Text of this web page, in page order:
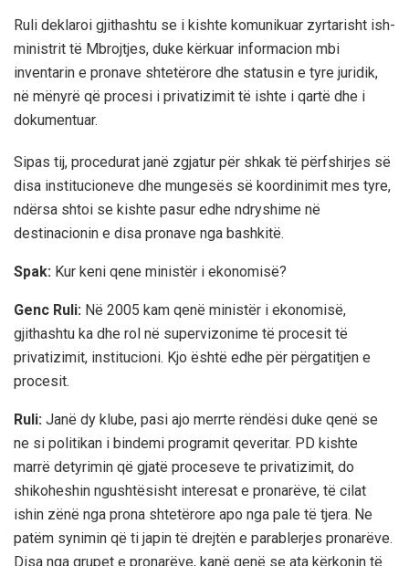
Ruli deklaroi gjithashtu se i kishte komunikuar zyrtarisht ish-
ministrit të Mbrojtjes, duke kërkuar informacion mbi
inventarin e pronave shtetërore dhe statusin e tyre juridik,
në mënyrë që procesi i privatizimit të ishte i qartë dhe i
dokumentuar.
Sipas tij, procedurat janë zgjatur për shkak të përfshirjes së
disa institucioneve dhe mungesës së koordinimit mes tyre,
ndërsa shtoi se kishte pasur edhe ndryshime në
destinacionin e disa pronave nga bashkitë.
Spak: Kur keni qene ministër i ekonomisë?
Genc Ruli: Në 2005 kam qenë ministër i ekonomisë,
gjithashtu ka dhe rol në supervizonime të procesit të
privatizimit, institucioni. Kjo është edhe për përgatitjen e
procesit.
Ruli: Janë dy klube, pasi ajo merrte rëndësi duke qenë se
ne si politikan i bindemi programit qeveritar. PD kishte
marrë detyrimin që gjatë proceseve te privatizimit, do
shikoheshin ngushtësisht interesat e pronarëve, të cilat
ishin zënë nga prona shtetërore apo nga pale të tjera. Ne
patëm synimin që ti japin të drejtën e parablerjes pronarëve.
Disa nga grupet e pronarëve, kanë qenë se ata kërkonin të